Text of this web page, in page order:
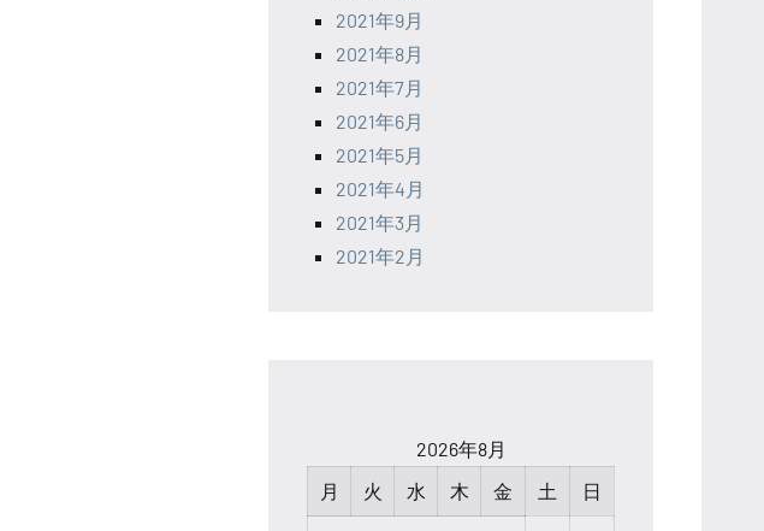
2021年9月
2021年8月
2021年7月
2021年6月
2021年5月
2021年4月
2021年3月
2021年2月
2026年8月
月
火 水 木 金 土 日